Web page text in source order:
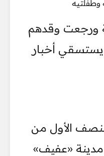
ورجعت وقدهم
أخبار
الأول من
سجن مدينة «عفيف»